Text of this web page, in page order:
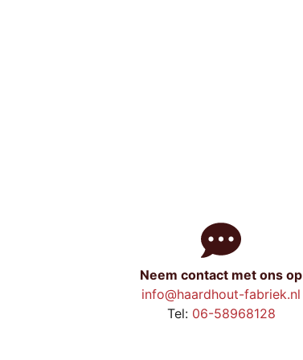
Neem contact met ons op
info@haardhout-fabriek.nl
Tel: 06-58968128